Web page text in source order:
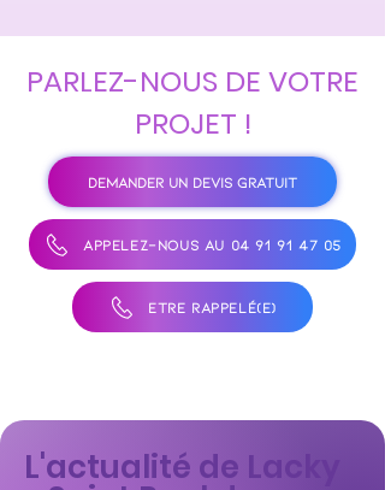
PARLEZ-NOUS DE VOTRE
PROJET !
DEMANDER UN DEVIS GRATUIT
APPELEZ-NOUS AU 04 91 91 47 05
ÊTRE RAPPELÉ(E)
L'actualité de Lacky